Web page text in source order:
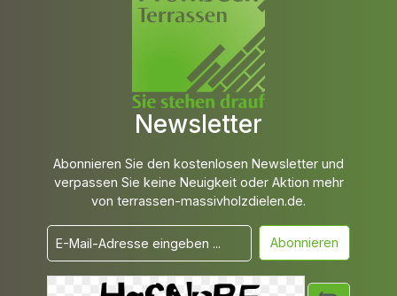
Newsletter
Abonnieren Sie den kostenlosen Newsletter und
verpassen Sie keine Neuigkeit oder Aktion mehr
von terrassen-massivholzdielen.de.
Abonnieren